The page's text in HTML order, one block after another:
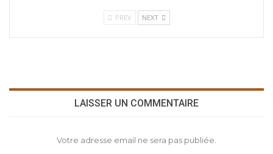
PREV NEXT
LAISSER UN COMMENTAIRE
Votre adresse email ne sera pas publiée.